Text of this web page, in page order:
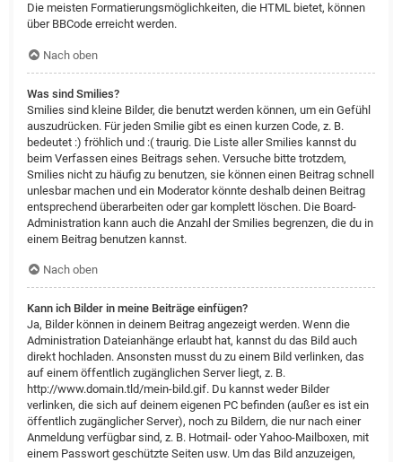
Die meisten Formatierungsmöglichkeiten, die HTML bietet, können
über BBCode erreicht werden.
Nach oben
Was sind Smilies?
Smilies sind kleine Bilder, die benutzt werden können, um ein Gefühl
auszudrücken. Für jeden Smilie gibt es einen kurzen Code, z. B.
bedeutet :) fröhlich und :( traurig. Die Liste aller Smilies kannst du
beim Verfassen eines Beitrags sehen. Versuche bitte trotzdem,
Smilies nicht zu häufig zu benutzen, sie können einen Beitrag schnell
unlesbar machen und ein Moderator könnte deshalb deinen Beitrag
entsprechend überarbeiten oder gar komplett löschen. Die Board-
Administration kann auch die Anzahl der Smilies begrenzen, die du in
einem Beitrag benutzen kannst.
Nach oben
Kann ich Bilder in meine Beiträge einfügen?
Ja, Bilder können in deinem Beitrag angezeigt werden. Wenn die
Administration Dateianhänge erlaubt hat, kannst du das Bild auch
direkt hochladen. Ansonsten musst du zu einem Bild verlinken, das
auf einem öffentlich zugänglichen Server liegt, z. B.
http://www.domain.tld/mein-bild.gif. Du kannst weder Bilder
verlinken, die sich auf deinem eigenen PC befinden (außer es ist ein
öffentlich zugänglicher Server), noch zu Bildern, die nur nach einer
Anmeldung verfügbar sind, z. B. Hotmail- oder Yahoo-Mailboxen, mit
einem Passwort geschützte Seiten usw. Um das Bild anzuzeigen,